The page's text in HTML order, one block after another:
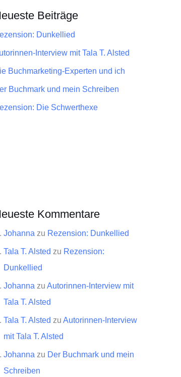
Beiträge
Dunkellied
Interview mit Tala T. Alsted
Buchmarketing-Experten und ich
Buchmark und mein Schreiben
Die Schwerthexe
Kommentare
Johanna zu Rezension: Dunkellied
Tala T. Alsted zu Rezension:
Dunkellied
Johanna zu Autorinnen-Interview mit
Tala T. Alsted
Tala T. Alsted zu Autorinnen-Interview
mit Tala T. Alsted
Johanna zu Der Buchmark und mein
Schreiben